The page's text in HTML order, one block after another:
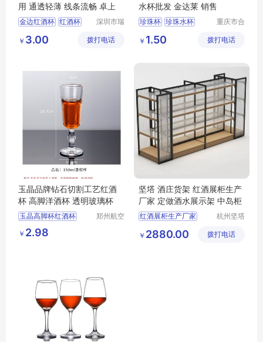
用 通透轻薄 线条流畅 卓上
金边红酒杯 红酒杯
波尔多红酒杯
深圳市瑞
品有限公
￥ 3.00 拨打电话
水杯批发 金达莱 销售
珍珠杯 珍珠水杯
重庆市合
玻璃制品
￥ 1.50 拨打电话
玉晶品牌钻石切割工艺红酒
杯 高脚洋酒杯 透明玻璃杯
玉晶高脚杯红酒杯
创意酒杯水晶洋酒
白酒香槟钻石杯玻璃杯
郑州航空
￥ 2.98
坚塔 酒庄货架 红酒展柜生产
厂家 定做酒水展示架 中岛柜
红酒展柜生产厂家
酒庄货架
杭州坚塔
公司
￥ 2880.00 拨打电话